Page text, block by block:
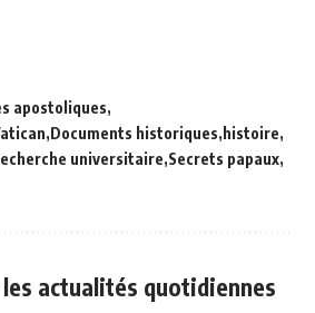
apostoliques
Documents historiques histoire
universitaire Secrets papaux
les actualités quotidiennes